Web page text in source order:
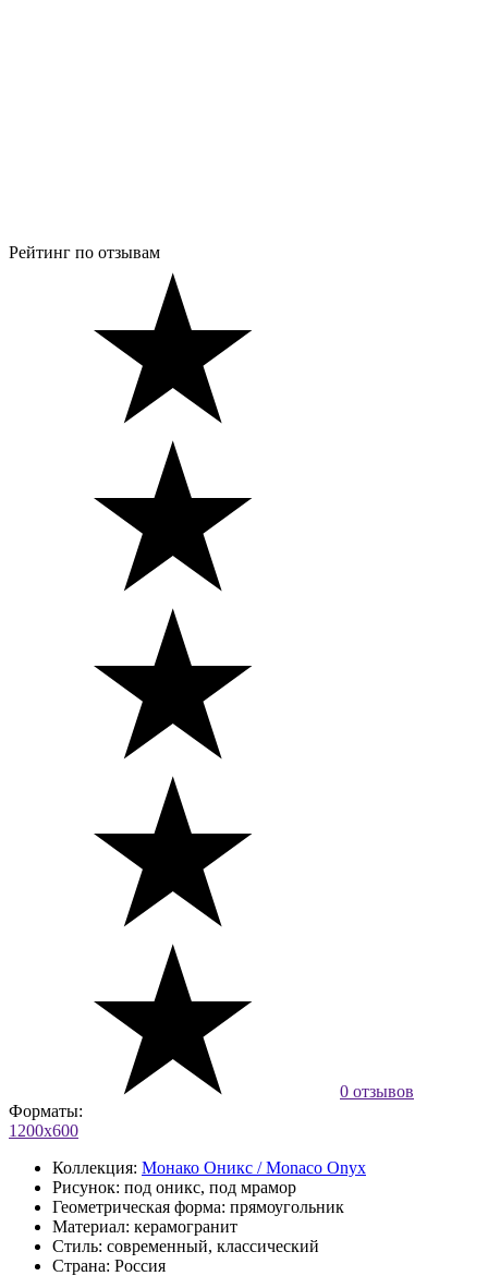
Рейтинг по отзывам
0 отзывов
Форматы:
1200х600
Коллекция: Монако Оникс / Monaco Onyx
Рисунок: под оникс, под мрамор
Геометрическая форма: прямоугольник
Материал: керамогранит
Стиль: современный, классический
Страна: Россия